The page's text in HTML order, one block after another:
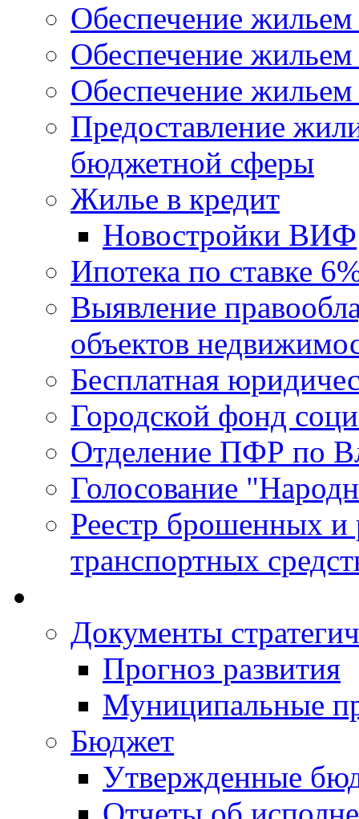
Обеспечение
Обеспечение
Обеспечение жильем
Предоставление
бюджетной сферы
Жилье в кредит
Новостройки ВИФ
Ипотека по ставке
Выявление
объектов
Бесплатная
Городской фонд
Отделение ПФР по
Голосование
Реестр брошенных и
транспортных
Документы
Прогноз развития
Муниципальные
Бюджет
Утвержденные